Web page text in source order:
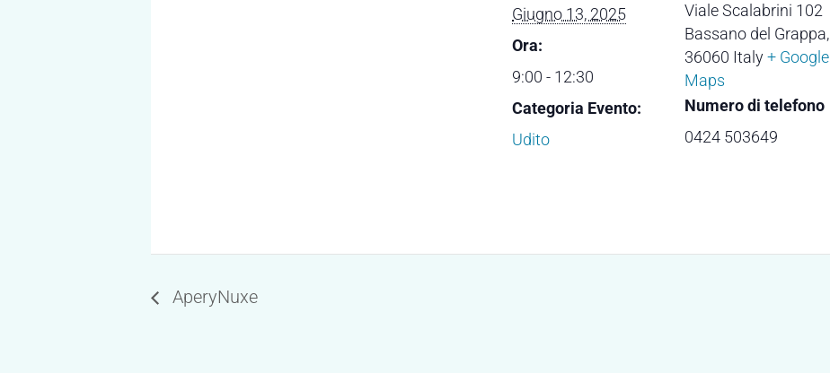
Giugno 13, 2025
Ora:
9:00 - 12:30
Categoria Evento:
Udito
Viale Scalabrini 102
Bassano del Grappa,
36060 Italy + Google
Maps
Numero di telefono
0424 503649
AperyNuxe